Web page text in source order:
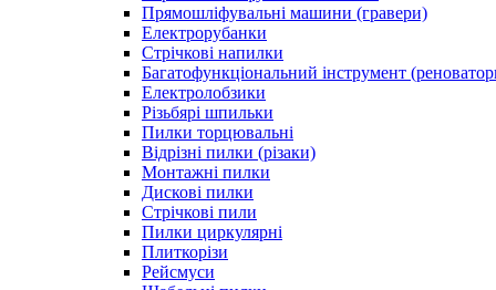
Прямошліфувальні машини (гравери)
Електрорубанки
Стрічкові напилки
Багатофункціональний інструмент
Електролобзики
Різьбярі шпильки
Пилки торцювальні
Відрізні пилки (різаки)
Монтажні пилки
Дискові пилки
Стрічкові пили
Пилки циркулярні
Плиткорізи
Рейсмуси